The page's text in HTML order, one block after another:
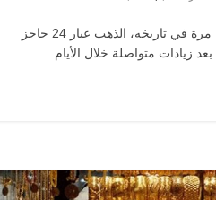
كتب- درب تجاوز، لأول مرة في تاريخه، الذهب عيار 24 حاجز